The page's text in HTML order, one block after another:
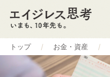
トップ お金・資産